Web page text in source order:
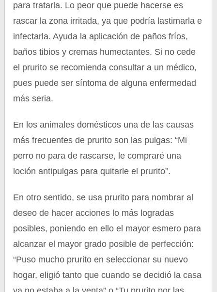
para tratarla. Lo peor que puede hacerse es
rascar la zona irritada, ya que podría lastimarla e
infectarla. Ayuda la aplicación de paños fríos,
baños tibios y cremas humectantes. Si no cede
el prurito se recomienda consultar a un médico,
pues puede ser síntoma de alguna enfermedad
más seria.
En los animales domésticos una de las causas
más frecuentes de prurito son las pulgas: “Mi
perro no para de rascarse, le compraré una
loción antipulgas para quitarle el prurito”.
En otro sentido, se usa prurito para nombrar al
deseo de hacer acciones lo más logradas
posibles, poniendo en ello el mayor esmero para
alcanzar el mayor grado posible de perfección:
“Puso mucho prurito en seleccionar su nuevo
hogar, eligió tanto que cuando se decidió la casa